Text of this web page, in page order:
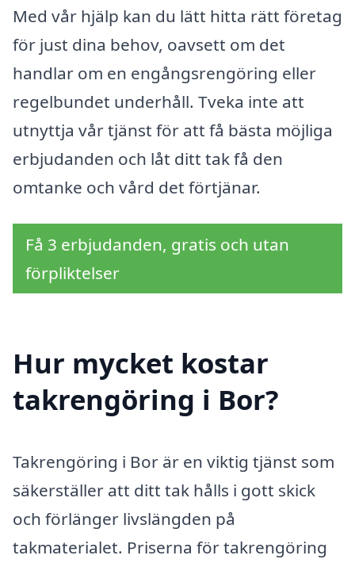
Med vår hjälp kan du lätt hitta rätt företag
för just dina behov, oavsett om det
handlar om en engångsrengöring eller
regelbundet underhåll. Tveka inte att
utnyttja vår tjänst för att få bästa möjliga
erbjudanden och låt ditt tak få den
omtanke och vård det förtjänar.
Få 3 erbjudanden, gratis och utan
förpliktelser
Hur mycket kostar
takrengöring i Bor?
Takrengöring i Bor är en viktig tjänst som
säkerställer att ditt tak hålls i gott skick
och förlänger livslängden på
takmaterialet. Priserna för takrengöring